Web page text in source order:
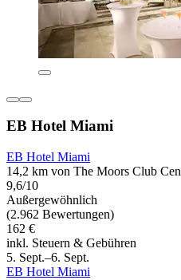
EB Hotel Miami
EB Hotel Miami
14,2 km von The Moors Club
9,6/10
Außergewöhnlich
(2.962 Bewertungen)
162 €
inkl. Steuern & Gebühren
5. Sept.–6. Sept.
EB Hotel Miami